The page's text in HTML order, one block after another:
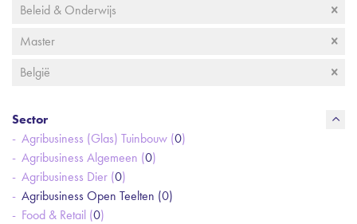
Beleid & Onderwijs
Master
België
Sector
Agribusiness (Glas) Tuinbouw (0)
Agribusiness Algemeen (0)
Agribusiness Dier (0)
Agribusiness Open Teelten (0)
Food & Retail (0)